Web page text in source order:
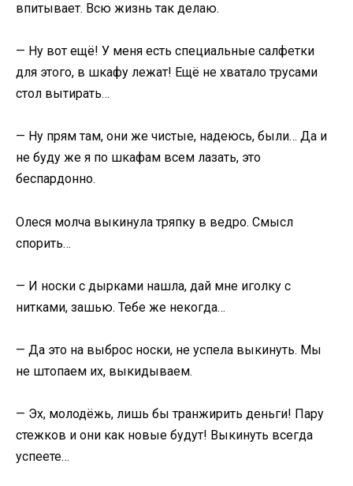
впитывает. Всю жизнь так делаю.
— Ну вот ещё! У меня есть специальные салфетки
для этого, в шкафу лежат! Ещё не хватало трусами
стол вытирать…
— Ну прям там, они же чистые, надеюсь, были… Да и
не буду же я по шкафам всем лазать, это
беспардонно.
Олеся молча выкинула тряпку в ведро. Смысл
спорить…
— И носки с дырками нашла, дай мне иголку с
нитками, зашью. Тебе же некогда…
— Да это на выброс носки, не успела выкинуть. Мы
не штопаем их, выкидываем.
— Эх, молодёжь, лишь бы транжирить деньги! Пару
стежков и они как новые будут! Выкинуть всегда
успеете…